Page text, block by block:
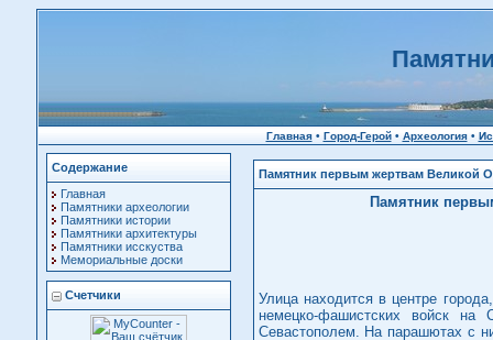
Главная• Город-Герой• Археология•
Содержание
Главная
Памятники археологии
Памятники истории
Памятники архитектуры
Памятники исскуства
Мемориальные доски
Счетчики
Памятник первым жертвам Великой
Памятник
Улица находится в центре
немецко-фашистских войск
Севастополем. На парашютах с